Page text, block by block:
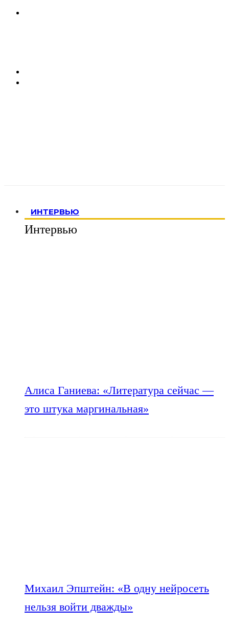
ИНТЕРВЬЮ
Интервью
Алиса Ганиева: «Литература сейчас —
это штука маргинальная»
Михаил Эпштейн: «В одну нейросеть
нельзя войти дважды»